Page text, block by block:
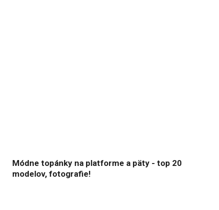
Módne topánky na platforme a päty - top 20
modelov, fotografie!